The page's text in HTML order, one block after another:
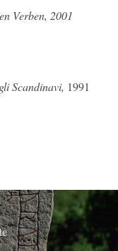
Verben, 2001
Scandinavi, 1991